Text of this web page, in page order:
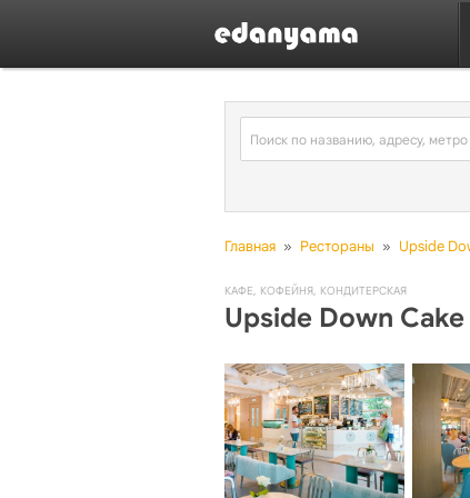
Главная » Рестораны » Upside
КАФЕ, КОФЕЙНЯ, КОНДИТЕРСКАЯ
Upside Down